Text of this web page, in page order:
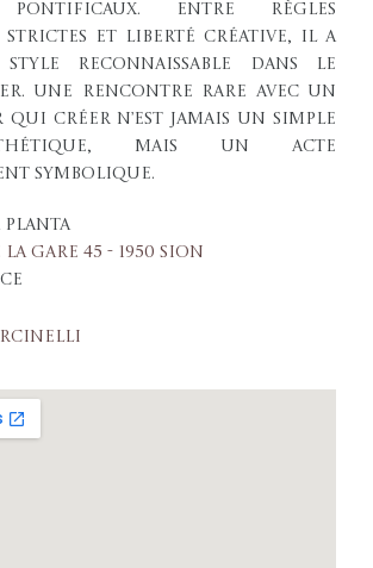
pontificaux. Entre règles
et liberté créative, il a
style reconnaissable dans le
Une rencontre rare avec un
créer n’est jamais un simple
mais un acte
symbolique.
Planta
Gare 45 - 1950 Sion